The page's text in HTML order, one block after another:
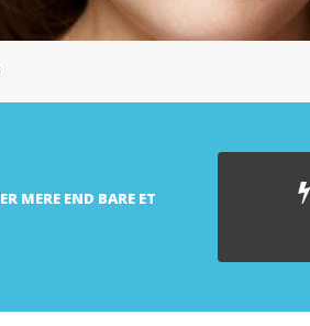
MERE END BARE ET